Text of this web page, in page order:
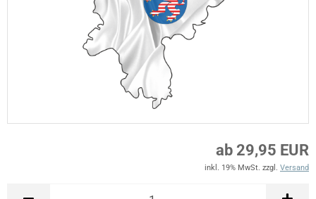
ab 29,95 EUR
inkl. 19% MwSt. zzgl. Versand